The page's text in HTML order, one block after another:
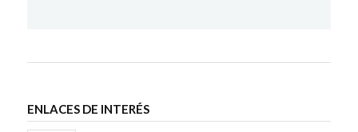
ENLACES DE INTERÉS